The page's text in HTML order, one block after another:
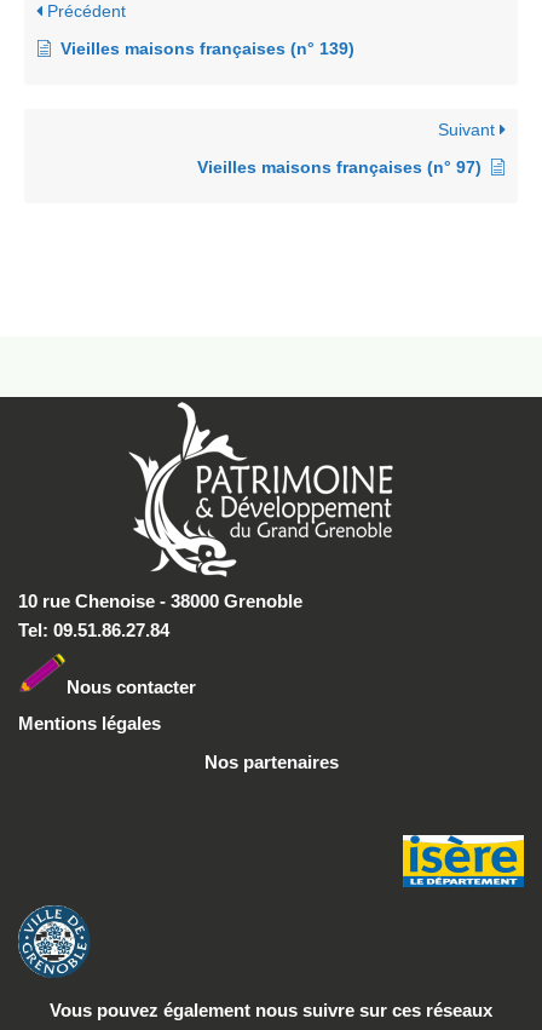
Précédent
Vieilles maisons françaises (n° 139)
Suivant
Vieilles maisons françaises (n° 97)
10 rue Chenoise - 38000 Grenoble
Tel: 09.51.86.27.84
Nous contacter
Mentions légales
Nos partenaires
Vous pouvez également nous suivre sur ces réseaux